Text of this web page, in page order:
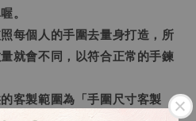
。
每個人的手圍去量身打造，所
就會不同，以符合正常的手鍊
客製範圍為「手圍尺寸客製